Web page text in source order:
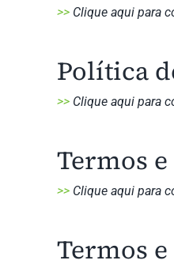
>> Clique aqui para
Política
>> Clique aqui para
Termos
>> Clique aqui para
Termos